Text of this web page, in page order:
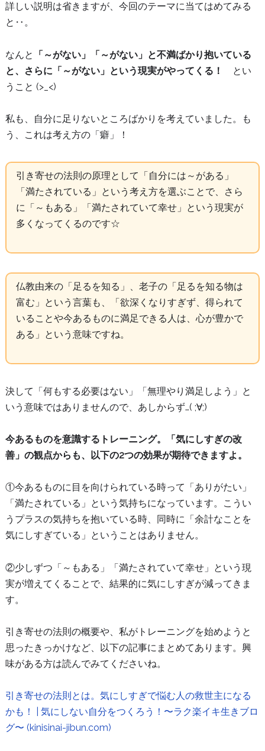
詳しい説明は省きますが、今回のテーマに当てはめてみる
と‥。
なんと
「～がない」「～がない」と不満ばかり抱いている
と、さらに「～がない」という現実がやってくる！
とい
うこと (>_<)
私も、自分に足りないところばかりを考えていました。も
う、これは考え方の「癖」！
引き寄せの法則の原理として「自分には～がある」
「満たされている」という考え方を選ぶことで、さら
に「～もある」「満たされていて幸せ」という現実が
多くなってくるのです☆
仏教由来の「足るを知る」、老子の「足るを知る物は
富む」という言葉も、「欲深くなりすぎず、得られて
いることや今あるものに満足できる人は、心が豊かで
ある」という意味ですね。
決して「何もする必要はない」「無理やり満足しよう」と
いう意味ではありませんので、あしからず…( ;∀;)
今あるものを意識するトレーニング。「気にしすぎの改
善」の観点からも、以下の2つの効果が期待できますよ。
①今あるものに目を向けられている時って「ありがたい」
「満たされている」という気持ちになっています。こうい
うプラスの気持ちを抱いている時、同時に「余計なことを
気にしすぎている」ということはありません。
②少しずつ「～もある」「満たされていて幸せ」という現
実が増えてくることで、結果的に気にしすぎが減ってきま
す。
引き寄せの法則の概要や、私がトレーニングを始めようと
思ったきっかけなど、以下の記事にまとめてあります。興
味がある方は読んでみてくださいね。
引き寄せの法則とは。気にしすぎで悩む人の救世主になる
かも！ | 気にしない自分をつくろう！〜ラク楽イキ生きブロ
グ〜 (kinisinai-jibun.com)